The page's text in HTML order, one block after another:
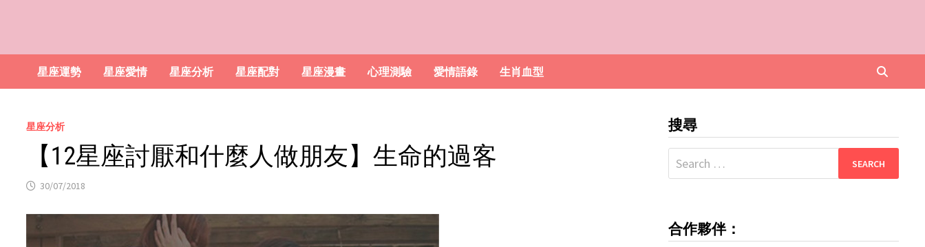
星座運勢 星座愛情 星座分析 星座配對 星座漫畫 心理測驗 愛情語錄 生肖血型
星座分析
【12星座討厭和什麼人做朋友】生命的過客
30/07/2018
搜尋
Search
for:
合作夥伴：